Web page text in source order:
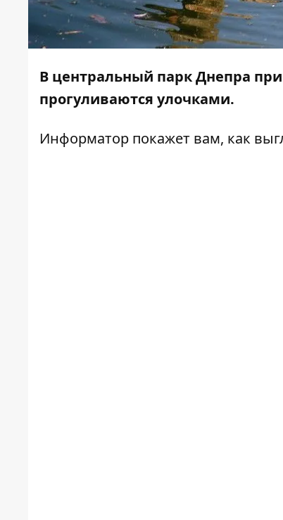
В центральный парк Днепра
прогуливаются улочками.
Информатор покажет вам, как